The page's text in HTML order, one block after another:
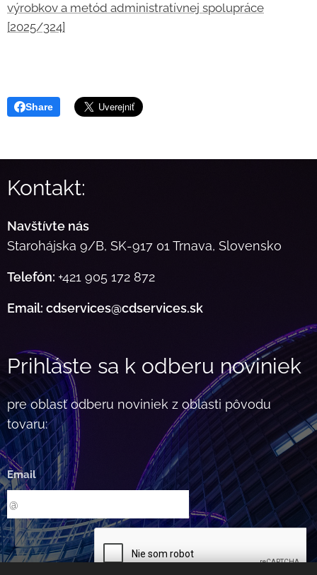
výrobkov a metód administratívnej spolupráce
[2025/324]
Share
Kontakt:
Navštívte nás
Starohájska 9/B, SK-917 01 Trnava, Slovensko
Telefón: +421 905 172 872
Email: cdservices@cdservices.sk
Prihláste sa k odberu noviniek
pre oblasť odberu noviniek z oblasti pôvodu
tovaru:
Email